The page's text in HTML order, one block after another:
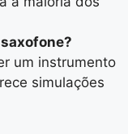
um instrumento
simulações